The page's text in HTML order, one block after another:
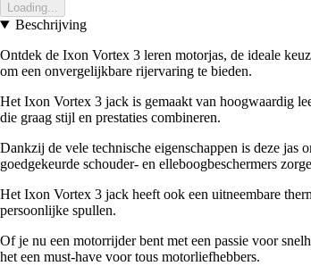
Loading...
Beschrijving
Ontdek de Ixon Vortex 3 leren motorjas, de ideale
om een onvergelijkbare rijervaring te bieden.
Het Ixon Vortex 3 jack is gemaakt van hoogwaardig
die graag stijl en prestaties combineren.
Dankzij de vele technische eigenschappen is deze jas
goedgekeurde schouder- en elleboogbeschermers
Het Ixon Vortex 3 jack heeft ook een uitneembare
persoonlijke spullen.
Of je nu een motorrijder bent met een passie voor
het een must-have voor tous motorliefhebbers.